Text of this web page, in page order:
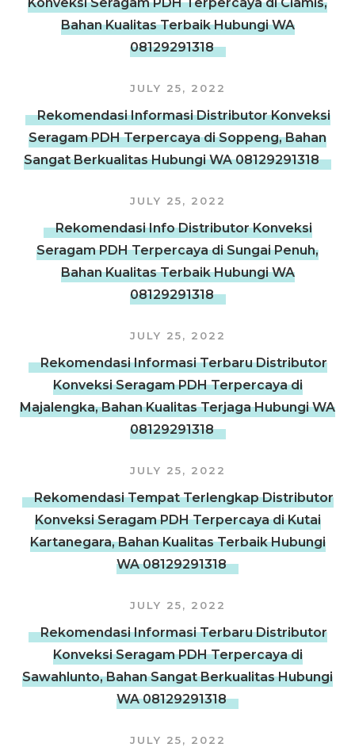
Konveksi Seragam PDH Terpercaya di Ciamis,
Bahan Kualitas Terbaik Hubungi WA
08129291318
JULY 25, 2022
Rekomendasi Informasi Distributor Konveksi
Seragam PDH Terpercaya di Soppeng, Bahan
Sangat Berkualitas Hubungi WA 08129291318
JULY 25, 2022
Rekomendasi Info Distributor Konveksi
Seragam PDH Terpercaya di Sungai Penuh,
Bahan Kualitas Terbaik Hubungi WA
08129291318
JULY 25, 2022
Rekomendasi Informasi Terbaru Distributor
Konveksi Seragam PDH Terpercaya di
Majalengka, Bahan Kualitas Terjaga Hubungi WA
08129291318
JULY 25, 2022
Rekomendasi Tempat Terlengkap Distributor
Konveksi Seragam PDH Terpercaya di Kutai
Kartanegara, Bahan Kualitas Terbaik Hubungi
WA 08129291318
JULY 25, 2022
Rekomendasi Informasi Terbaru Distributor
Konveksi Seragam PDH Terpercaya di
Sawahlunto, Bahan Sangat Berkualitas Hubungi
WA 08129291318
JULY 25, 2022